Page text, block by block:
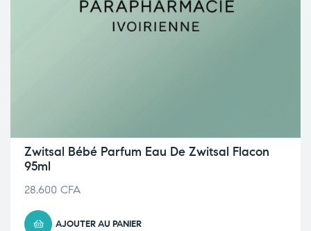
Zwitsal Bébé Parfum Eau De Zwitsal Flacon
95ml
28.600 CFA
AJOUTER AU PANIER